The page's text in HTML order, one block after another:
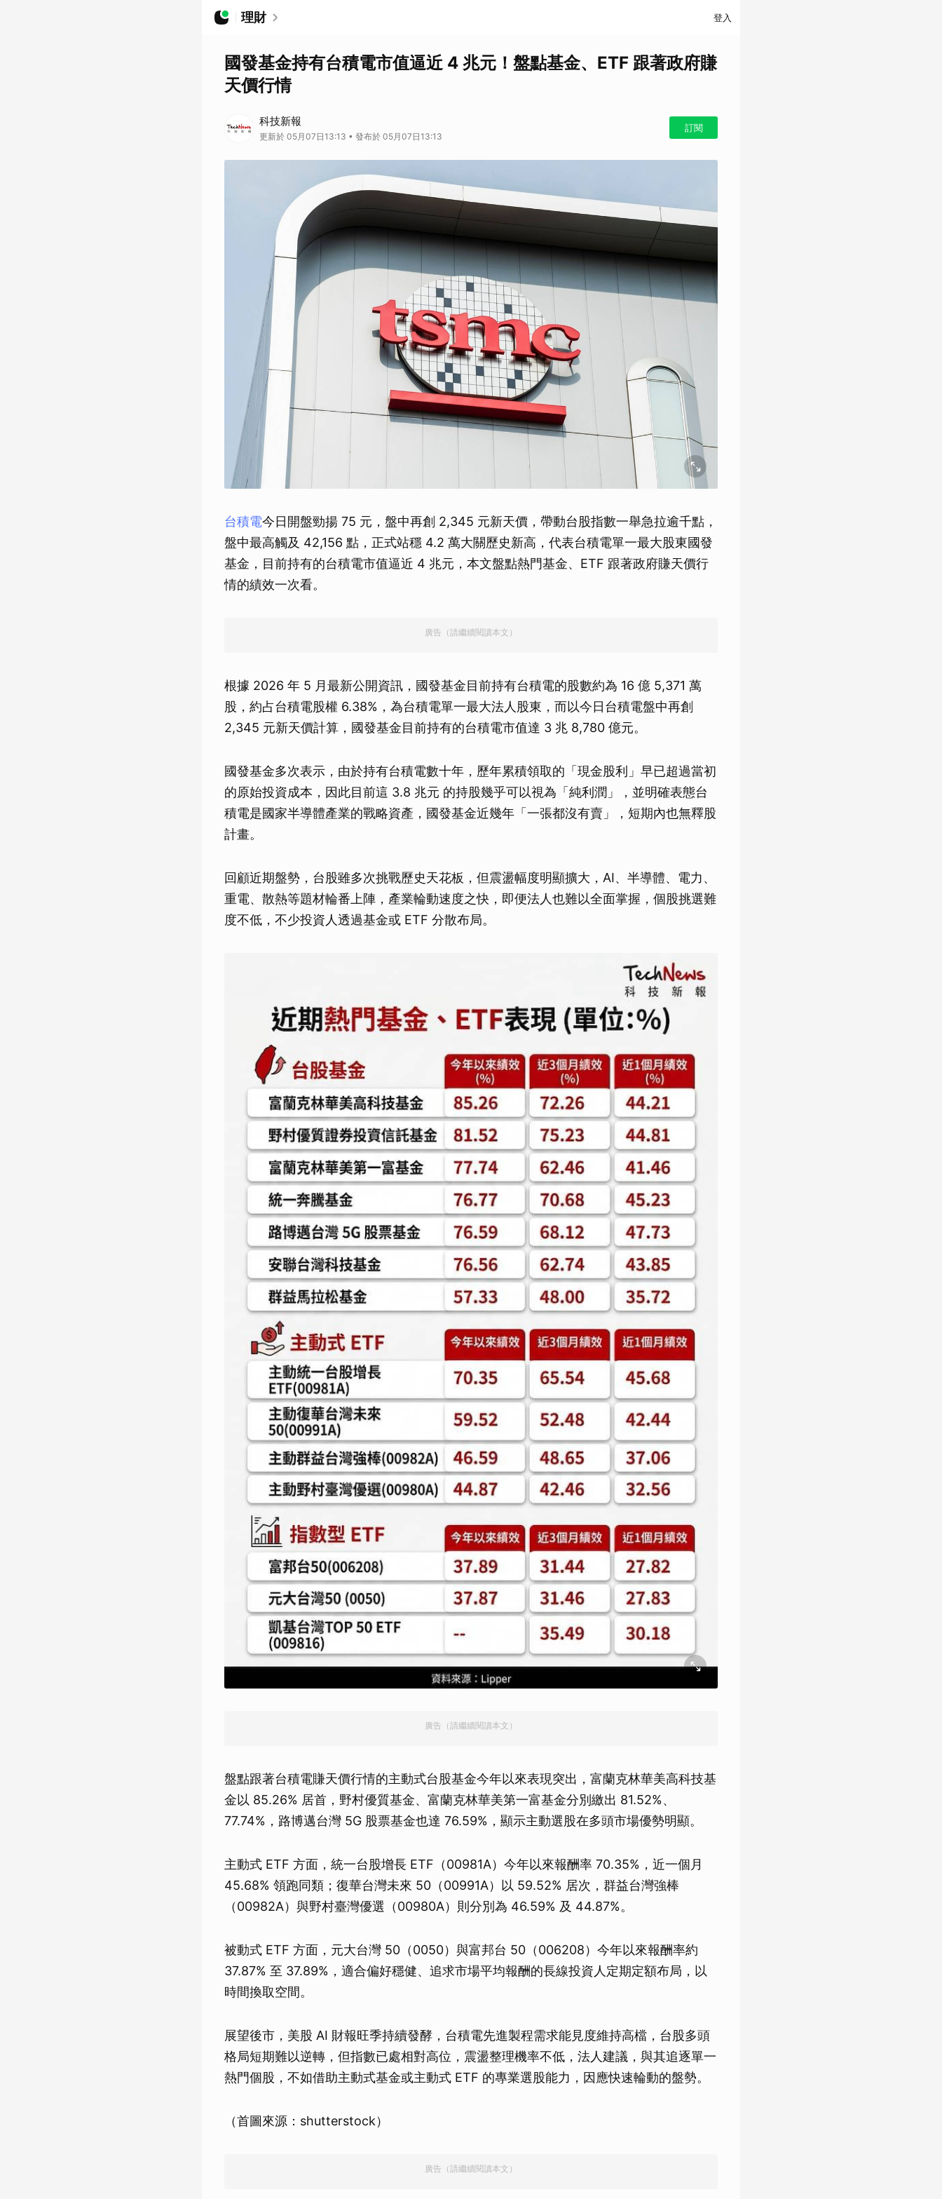
理財 登入
國發基金持有台積電市值逼近 4 兆元！盤點基金、ETF 跟著政府賺
天價行情
科技新報
更新於 05月07日13:13 • 發布於 05月07日13:13
訂閱
台積電今日開盤勁揚 75 元，盤中再創 2,345 元新天價，帶動台股指數一舉急拉逾千點，
盤中最高觸及 42,156 點，正式站穩 4.2 萬大關歷史新高，代表台積電單一最大股東國發
基金，目前持有的台積電市值逼近 4 兆元，本文盤點熱門基金、ETF 跟著政府賺天價行
情的績效一次看。
廣告（請繼續閱讀本文）
根據 2026 年 5 月最新公開資訊，國發基金目前持有台積電的股數約為 16 億 5,371 萬
股，約占台積電股權 6.38%，為台積電單一最大法人股東，而以今日台積電盤中再創
2,345 元新天價計算，國發基金目前持有的台積電市值達 3 兆 8,780 億元。
國發基金多次表示，由於持有台積電數十年，歷年累積領取的「現金股利」早已超過當初
的原始投資成本，因此目前這 3.8 兆元 的持股幾乎可以視為「純利潤」，並明確表態台
積電是國家半導體產業的戰略資產，國發基金近幾年「一張都沒有賣」，短期內也無釋股
計畫。
回顧近期盤勢，台股雖多次挑戰歷史天花板，但震盪幅度明顯擴大，AI、半導體、電力、
重電、散熱等題材輪番上陣，產業輪動速度之快，即便法人也難以全面掌握，個股挑選難
度不低，不少投資人透過基金或 ETF 分散布局。
廣告（請繼續閱讀本文）
盤點跟著台積電賺天價行情的主動式台股基金今年以來表現突出，富蘭克林華美高科技基
金以 85.26% 居首，野村優質基金、富蘭克林華美第一富基金分別繳出 81.52%、
77.74%，路博邁台灣 5G 股票基金也達 76.59%，顯示主動選股在多頭市場優勢明顯。
主動式 ETF 方面，統一台股增長 ETF（00981A）今年以來報酬率 70.35%，近一個月
45.68% 領跑同類；復華台灣未來 50（00991A）以 59.52% 居次，群益台灣強棒
（00982A）與野村臺灣優選（00980A）則分別為 46.59% 及 44.87%。
被動式 ETF 方面，元大台灣 50（0050）與富邦台 50（006208）今年以來報酬率約
37.87% 至 37.89%，適合偏好穩健、追求市場平均報酬的長線投資人定期定額布局，以
時間換取空間。
展望後市，美股 AI 財報旺季持續發酵，台積電先進製程需求能見度維持高檔，台股多頭
格局短期難以逆轉，但指數已處相對高位，震盪整理機率不低，法人建議，與其追逐單一
熱門個股，不如借助主動式基金或主動式 ETF 的專業選股能力，因應快速輪動的盤勢。
（首圖來源：shutterstock）
廣告（請繼續閱讀本文）
取消